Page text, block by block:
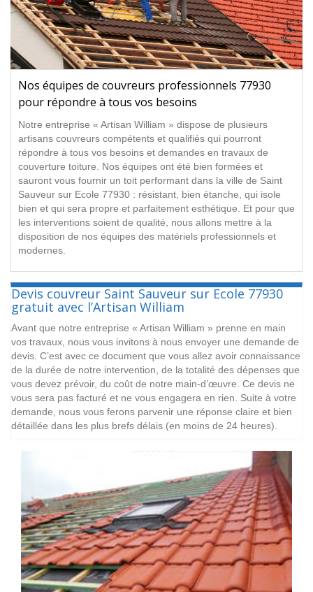
Nos équipes de couvreurs professionnels 77930
pour répondre à tous vos besoins
Notre entreprise « Artisan William » dispose de plusieurs
artisans couvreurs compétents et qualifiés qui pourront
répondre à tous vos besoins et demandes en travaux de
couverture toiture. Nos équipes ont été bien formées et
sauront vous fournir un toit performant dans la ville de Saint
Sauveur sur Ecole 77930 : résistant, bien étanche, qui isole
bien et qui sera propre et parfaitement esthétique. Et pour que
les interventions soient de qualité, nous allons mettre à la
disposition de nos équipes des matériels professionnels et
modernes.
Devis couvreur Saint Sauveur sur Ecole 77930
gratuit avec l’Artisan William
Avant que notre entreprise « Artisan William » prenne en main
vos travaux, nous vous invitons à nous envoyer une demande de
devis. C’est avec ce document que vous allez avoir connaissance
de la durée de notre intervention, de la totalité des dépenses que
vous devez prévoir, du coût de notre main-d’œuvre. Ce devis ne
vous sera pas facturé et ne vous engagera en rien. Suite à votre
demande, nous vous ferons parvenir une réponse claire et bien
détaillée dans les plus brefs délais (en moins de 24 heures).